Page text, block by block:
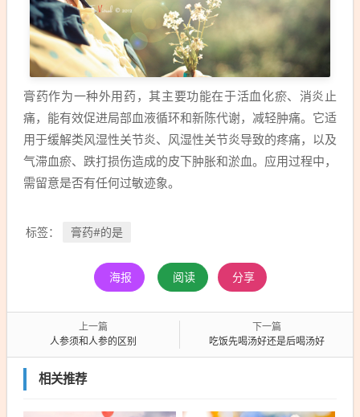
膏药作为一种外用药，其主要功能在于活血化瘀、消炎止
痛，能有效促进局部血液循环和新陈代谢，减轻肿痛。它适
用于缓解类风湿性关节炎、风湿性关节炎导致的疼痛，以及
气滞血瘀、跌打损伤造成的皮下肿胀和淤血。应用过程中，
需留意是否有任何过敏迹象。
标签： 膏药#的是
海报 阅读 分享
上一篇
人参须和人参的区别
下一篇
吃饭先喝汤好还是后喝汤好
相关推荐